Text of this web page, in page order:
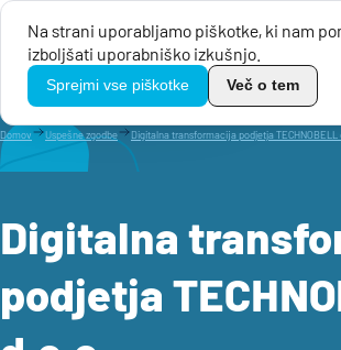
Na strani uporabljamo piškotke, ki nam
izboljšati uporabniško izkušnjo.
Sprejmi vse piškotke Več o tem
TikoPro
Menu
Domov Uspešne zgodbe Digitalna transformacija podjetja TECHNOBELL
Digitalna
podjetja